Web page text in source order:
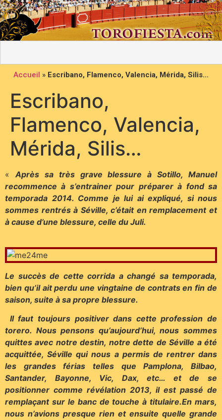
Accueil » Escribano, Flamenco, Valencia, Mérida, Silis…
Escribano,
Flamenco, Valencia,
Mérida, Silis…
«Après sa très grave blessure à Sotillo, Manuel
recommence à s’entrainer pour préparer à fond sa
temporada 2014. Comme je lui ai expliqué, si nous
sommes rentrés à Séville, c’était en remplacement et
à cause d’une blessure, celle du Juli.
Le succès de cette corrida a changé sa temporada,
bien qu’il ait perdu une vingtaine de contrats en fin de
saison, suite à sa propre blessure.
Il faut toujours positiver dans cette profession de
torero. Nous pensons qu’aujourd’hui, nous sommes
quittes avec notre destin, notre dette de Séville a été
acquittée, Séville qui nous a permis de rentrer dans
les grandes férias telles que Pamplona, Bilbao,
Santander, Bayonne, Vic, Dax, etc… et de se
positionner comme révélation 2013, il est passé de
remplaçant sur le banc de touche à titulaire.En mars,
nous n’avions presque rien et ensuite quelle grande